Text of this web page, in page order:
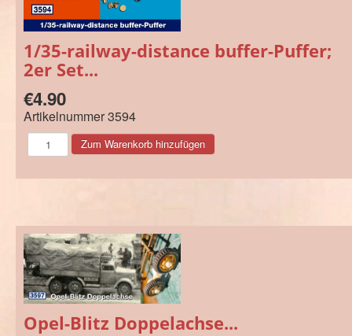
1/35-railway-distance buffer-Puffer;
2er Set...
€4.90
Artikelnummer3594
Opel-Blitz Doppelachse...